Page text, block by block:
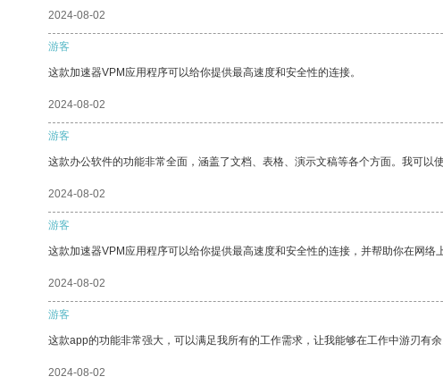
2024-08-02
游客
这款加速器VPM应用程序可以给你提供最高速度和安全性的连接。
2024-08-02
游客
这款办公软件的功能非常全面，涵盖了文档、表格、演示文稿等各个方面。我可以
2024-08-02
游客
这款加速器VPM应用程序可以给你提供最高速度和安全性的连接，并帮助你在网络
2024-08-02
游客
这款app的功能非常强大，可以满足我所有的工作需求，让我能够在工作中游刃有余
2024-08-02